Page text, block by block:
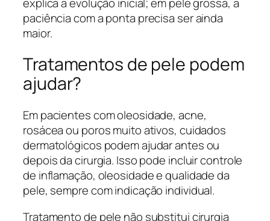
paciência com a ponta precisa ser ainda
maior.
Tratamentos de pele podem
ajudar?
Em pacientes com oleosidade, acne,
rosácea ou poros muito ativos, cuidados
dermatológicos podem ajudar antes ou
depois da cirurgia. Isso pode incluir controle
de inflamação, oleosidade e qualidade da
pele, sempre com indicação individual.
Tratamento de pele não substitui cirurgia